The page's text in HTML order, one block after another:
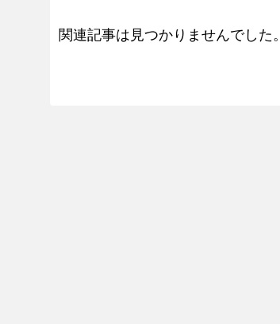
関連記事は見つかりませんでした。